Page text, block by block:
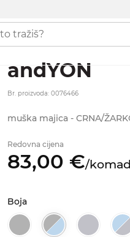
andYON
Br. proizvoda: 0076466
muška majica - CRNA/
Redovna cijena
83,00 €/komad
Boja